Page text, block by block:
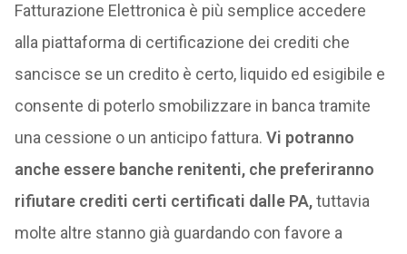
Fatturazione Elettronica è più semplice accedere
alla piattaforma di certificazione dei crediti che
sancisce se un credito è certo, liquido ed esigibile e
consente di poterlo smobilizzare in banca tramite
una cessione o un anticipo fattura. Vi potranno
anche essere banche renitenti, che preferiranno
rifiutare crediti certi certificati dalle PA,tuttavia
molte altre stanno già guardando con favore a